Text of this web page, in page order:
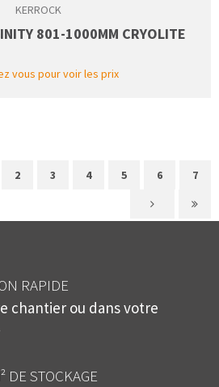
KERROCK
801-1000MM CRYOLITE
vous pour voir les prix
2 3 4 5 6 7
RAPIDE
chantier ou dans votre
DE STOCKAGE